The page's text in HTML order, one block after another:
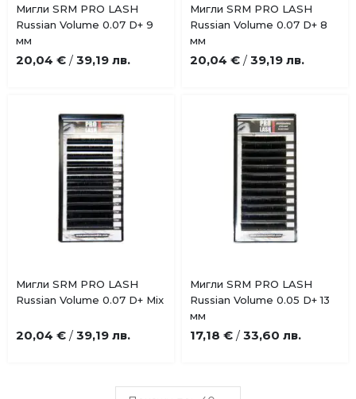
Добави
в
Купи
Мигли SRM PRO LASH
Russian Volume 0.07 D+ 9
мм
20,04 € / 39,19 лв.
Добави
в
Купи
Мигли SRM PRO LASH
Russian Volume 0.07 D+ 8
мм
20,04 € / 39,19 лв.
Добави
в
Купи
Мигли SRM PRO LASH
Russian Volume 0.07 D+ Mix
20,04 € / 39,19 лв.
Добави
в
Купи
Мигли SRM PRO LASH
Russian Volume 0.05 D+ 13
мм
17,18 € / 33,60 лв.